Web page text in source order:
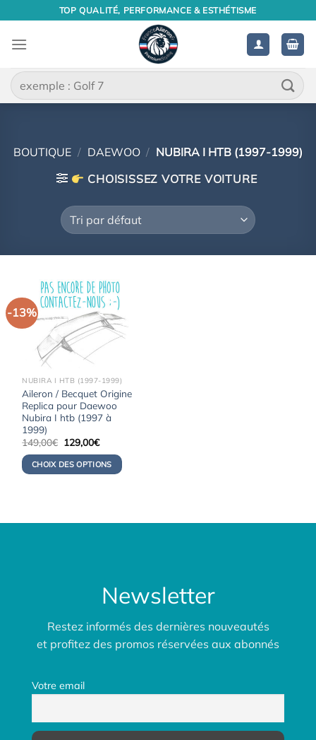
contenu
TOP QUALITÉ, PERFORMANCE & ESTHÉTISME
Recherche
pour :
BOUTIQUE / DAEWOO / NUBIRA I HTB (1997-1999)
CHOISISSEZ VOTRE VOITURE
-13%
NUBIRA I HTB (1997-1999)
Aileron / Becquet Origine
Replica pour Daewoo
Nubira I htb (1997 à
1999)
149,00€ Le
initial
était :
149,00€.
129,00€Le
actuel
est :
129,00€.
CHOIX DES OPTIONS
Newsletter
Restez informés des dernières nouveautés
et profitez des promos réservées aux abonnés
Votre email